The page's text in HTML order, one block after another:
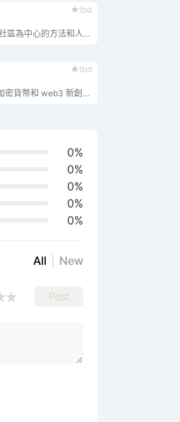
tbd
第一個加密資料人工智慧平台，採用以社區為中心的方法和人工智慧驅動的解決方案。從我的 AI 代理商和社群獲取即時答案。
tbd
a16z crypto 是一家創投基金，投資於加密貨幣和 web3 新創公司。
0%
0%
0%
0%
0%
All New
Post